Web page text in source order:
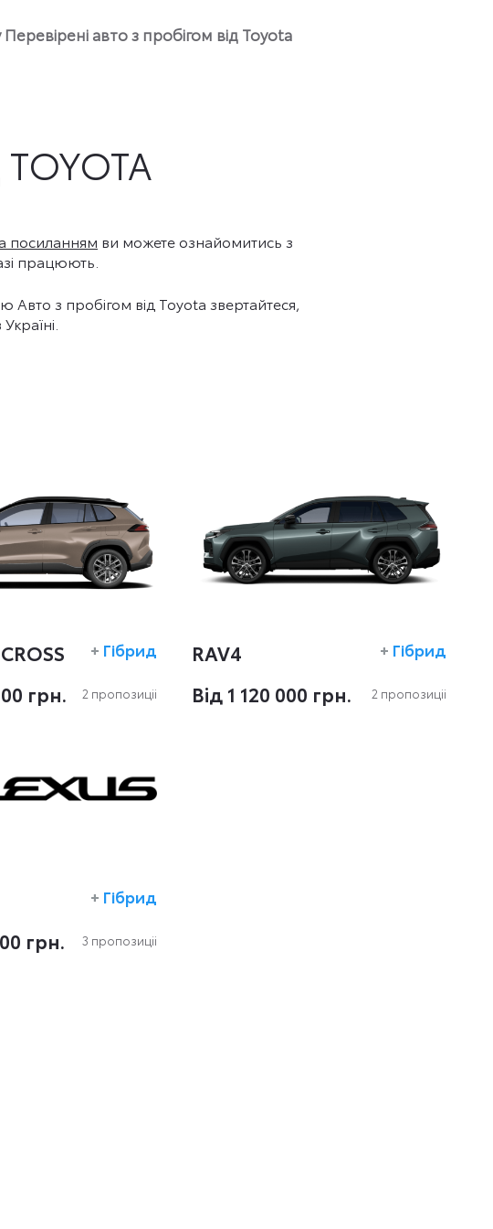
авто з пробігом від Toyota
посиланням ви можете ознайомитись з
працюють.
з пробігом від Toyota звертайтеся,
+ Гібрид
грн. 2 пропозиціi
RAV4 + Гібрид
Вiд 1 120 000 грн. 2 пропозиціi
+ Гібрид
грн. 3 пропозиціi